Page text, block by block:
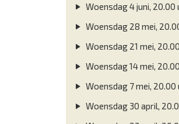
Woensdag 4 juni, 20.00
Woensdag 28 mei,
Woensdag 21 mei,
Woensdag 14 mei,
Woensdag 7 mei, 20.00
Woensdag 30 april,